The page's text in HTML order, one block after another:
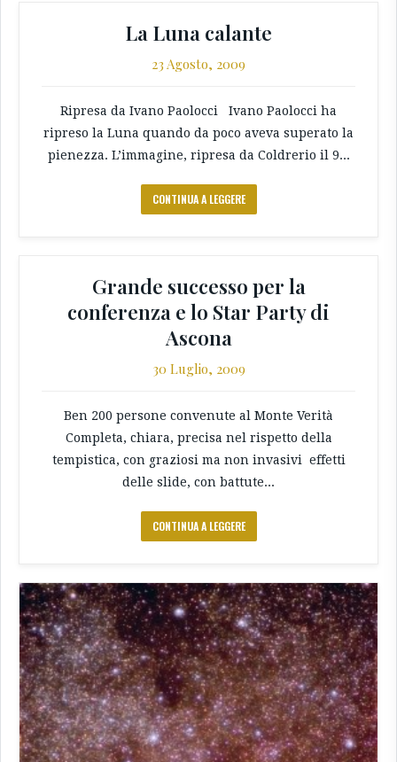
La Luna calante
23 Agosto, 2009
Ripresa da Ivano Paolocci Ivano Paolocci ha
ripreso la Luna quando da poco aveva superato la
pienezza. L’immagine, ripresa da Coldrerio il 9...
CONTINUA A LEGGERE
Grande successo per la
conferenza e lo Star Party di
Ascona
30 Luglio, 2009
Ben 200 persone convenute al Monte Verità
Completa, chiara, precisa nel rispetto della
tempistica, con graziosi ma non invasivi effetti
delle slide, con battute...
CONTINUA A LEGGERE